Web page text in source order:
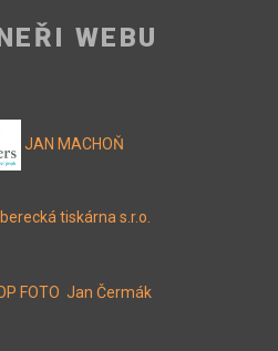
WEBU
JAN MACHOŇ
tiskárna s.r.o.
FOTO Jan Čermák